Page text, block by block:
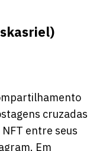
cruzadas
entre seus
Em